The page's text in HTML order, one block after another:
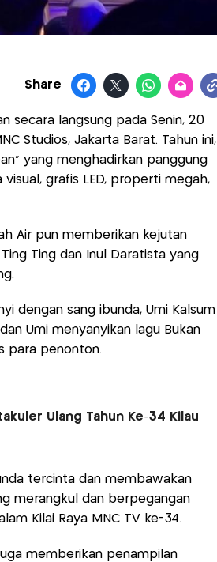
Share
secara langsung pada Senin, 20
Studios, Jakarta Barat. Tahun ini,
yang menghadirkan panggung
grafis LED, properti megah,
Air pun memberikan kejutan
Ting dan Inul Daratista yang
dengan sang ibunda, Umi Kalsum
Umi menyanyikan lagu Bukan
para penonton.
Ulang Tahun Ke-34 Kilau
tercinta dan membawakan
merangkul dan berpegangan
Kilai Raya MNC TV ke-34.
memberikan penampilan